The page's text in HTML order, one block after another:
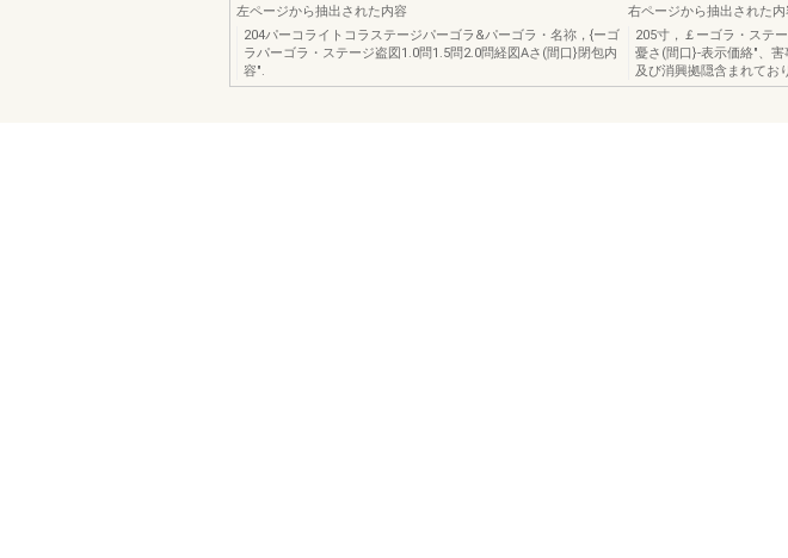
左ページから抽出された内容
204パーコライトコラステージパーゴラ&パーゴラ・名祢，{ーゴ
ラパーゴラ・ステージ盗図1.0問1.5問2.0問経図Aさ(間口}閉包内
容".
右ページから抽出された内
205寸，￡ーゴラ・ステ
憂さ(間口}-表示価絡"、
及び消興拠隠含まれてお